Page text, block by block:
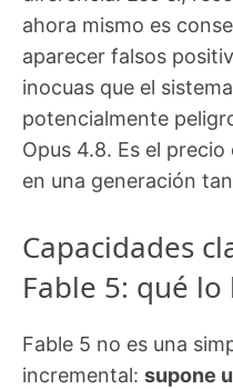
ahora mismo es
aparecer falsos
inocuas que el
potencialmente
Opus 4.8. Es el
en una generación
Capacidades
Fable 5: qué
Fable 5 no es una
incremental: supone